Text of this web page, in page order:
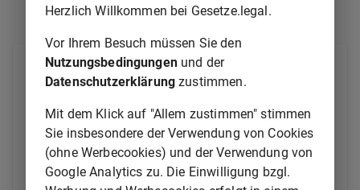
§ 43
(1) Liegen Tatsachen vor, die darauf hindeuten, dass
ein Vermögensgegenstand mit Geldwäsche oder mit
Terrorismusfinanzierung im Zusammenhang steht,
meldet die Aufsichtsbehörde diese Tatsachen
unverzüglich der Zentralstelle für
Finanztransaktionsuntersuchungen. Dies gilt nicht,
wenn Verpflichtete nach
§ 2 Absatz 1 Nummer 10
Herzlich Willkommen bei Gesetze.legal.
Vor Ihrem Besuch müssen Sie den
Nutzungsbedingungenund der
Datenschutzerklärung zustimmen.
Mit dem Klick auf "Allem zustimmen" stimmen
Sie insbesondere der Verwendung von Cookies
(ohne Werbecookies) und der Verwendung von
Google Analytics zu. Die Einwilligung bzgl.